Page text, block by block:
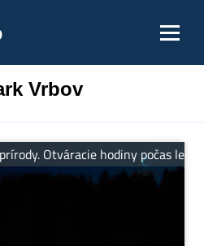
Vrbov
Otváracie hodiny počas